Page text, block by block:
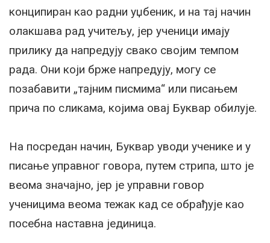
конципиран као радни уџбеник, и на тај начин
олакшава рад учитељу, јер ученици имају
прилику да напредују свако својим темпом
рада. Они који брже напредују, могу се
позабавити „тајним писмима“ или писањем
прича по сликама, којима овај Буквар обилује.
На посредан начин, Буквар уводи ученике и у
писање управног говора, путем стрипа, што је
веома значајно, јер је управни говор
ученицима веома тежак кад се обрађује као
посебна наставна јединица.